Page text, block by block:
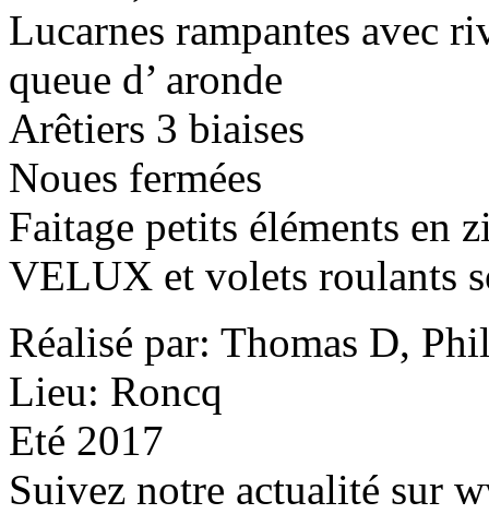
Lucarnes rampantes avec
queue d’ aronde
Arêtiers 3 biaises
Noues fermées
Faitage petits éléments en
VELUX et volets roulants
Réalisé par: Thomas D,
Lieu: Roncq
Eté 2017
Suivez notre actualité sur